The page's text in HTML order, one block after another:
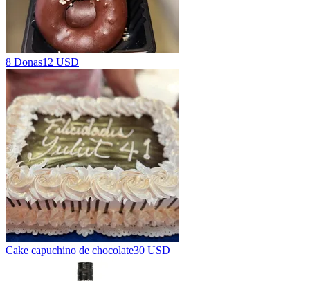
8 Donas12 USD
Cake capuchino de chocolate30 USD